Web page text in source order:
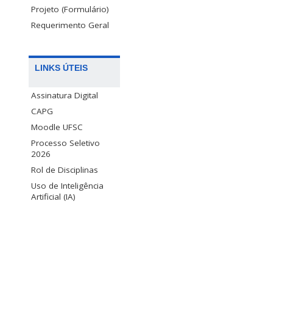
Projeto (Formulário)
Requerimento Geral
LINKS ÚTEIS
Assinatura Digital
CAPG
Moodle UFSC
Processo Seletivo
2026
Rol de Disciplinas
Uso de Inteligência
Artificial (IA)